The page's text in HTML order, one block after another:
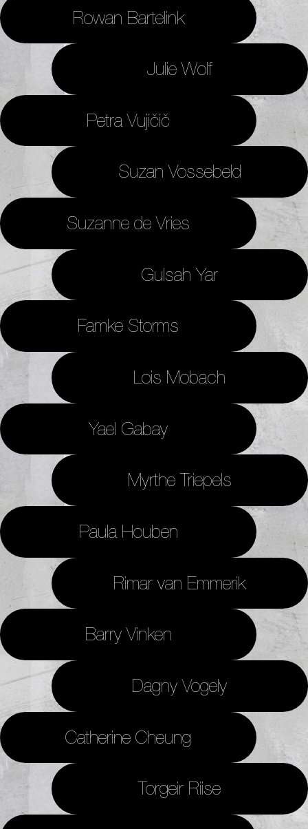
Rowan Bartelink
Julie Wolf
Petra Vujičič
Suzan Vossebeld
Suzanne de Vries
Gulsah Yar
Famke Storms
Lois Mobach
Yael Gabay
Myrthe Triepels
Paula Houben
Rimar van Emmerik
Barry Vinken
Dagny Vogely
Catherine Cheung
Torgeir Riise